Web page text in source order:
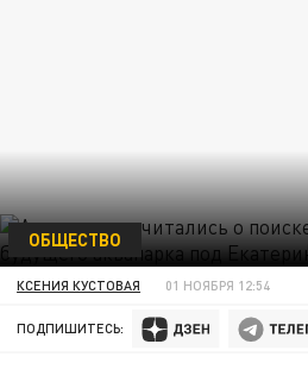
ОБЩЕСТВО
КСЕНИЯ КУСТОВАЯ 01 НОЯБРЯ 12:54
ПОДПИШИТЕСЬ: